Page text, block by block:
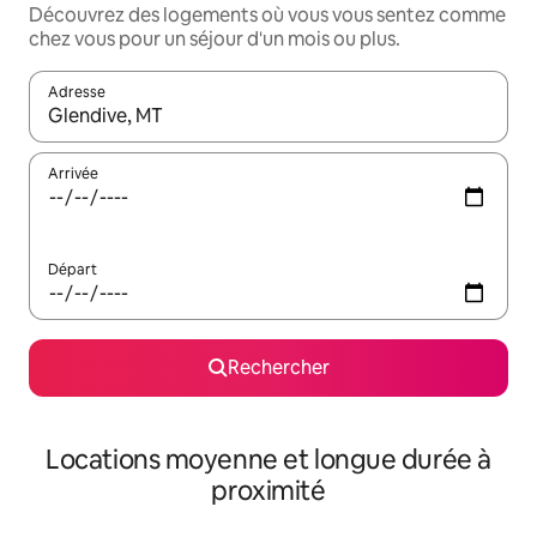
Découvrez des logements où vous vous sentez comme
chez vous pour un séjour d'un mois ou plus.
Adresse
Lorsque les résultats s'affichent, utilisez les flèches vers le
Arrivée
Départ
Rechercher
Locations moyenne et longue durée à
proximité